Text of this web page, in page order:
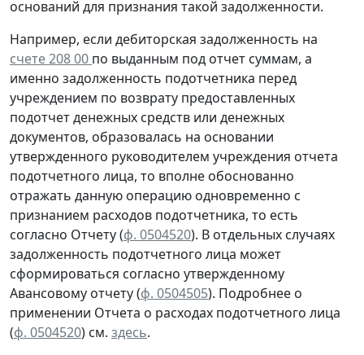
оснований для признания такой задолженности.
Например, если дебиторская задолженность на
счете 208 00 по выданным под отчет суммам, а
именно задолженность подотчетника перед
учреждением по возврату предоставленных
подотчет денежных средств или денежных
документов, образовалась на основании
утвержденного руководителем учреждения отчета
подотчетного лица, то вполне обоснованно
отражать данную операцию одновременно с
признанием расходов подотчетника, то есть
согласно Отчету (ф. 0504520). В отдельных случаях
задолженность подотчетного лица может
сформироваться согласно утвержденному
Авансовому отчету(ф. 0504505). Подробнее о
применении Отчета о расходах подотчетного лица
(ф. 0504520) см. здесь.